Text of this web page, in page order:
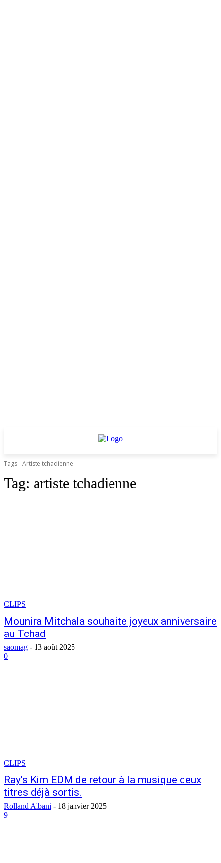
Tags Artiste tchadienne
Tag: artiste tchadienne
CLIPS
Mounira Mitchala souhaite joyeux anniversaire
au Tchad
saomag - 13 août 2025
0
CLIPS
Ray’s Kim EDM de retour à la musique deux
titres déjà sortis.
Rolland Albani - 18 janvier 2025
9